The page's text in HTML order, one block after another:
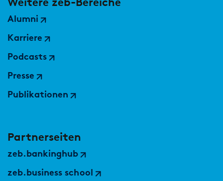
Alumni
Karriere
Podcasts
Presse
Publikationen
Partnerseiten
zeb.bankinghub
zeb.business school